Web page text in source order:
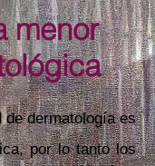
menor
dermatología es
por lo tanto los